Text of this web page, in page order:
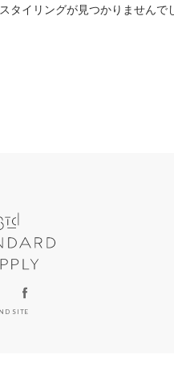
タイリングが見つかりませんで
SITE